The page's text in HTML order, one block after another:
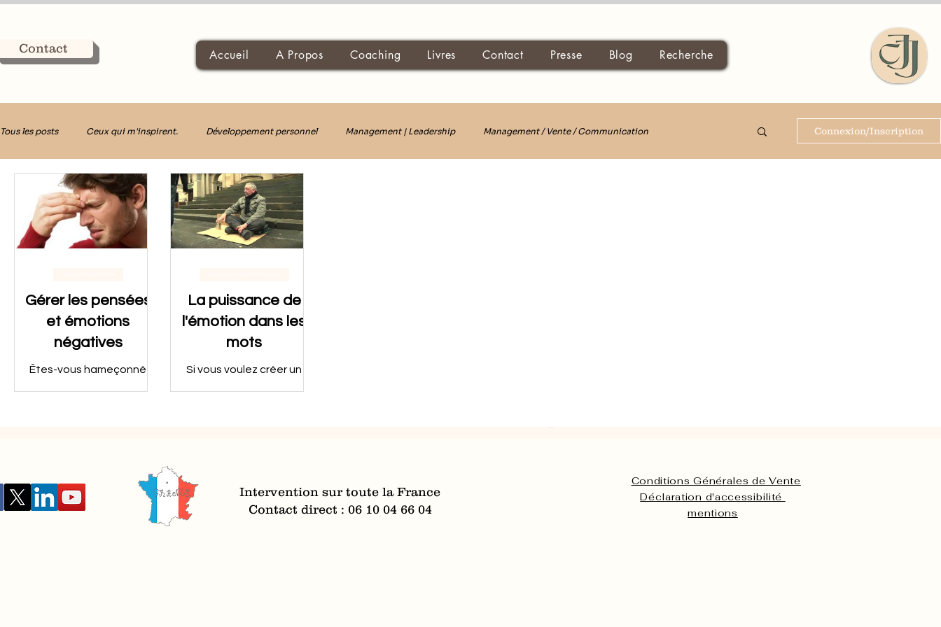
Contact Accueil A Propos Coaching Livres Contact Presse Blog Recherche
Tous les posts Ceux qui m'inspirent. Développement personnel Management | Leadership Management / Vente / Communication
Décider avec Clarté
Connexion/Inscription
Gérer les pensées
et émotions
négatives
Êtes-vous hameçonné
La puissance de
l'émotion dans les
mots
Si vous voulez créer un
Intervention sur toute la France
Contact direct : 06 10 04 66 04
Conditions Générales de Vente
Déclaration d'accessibilité
mentions